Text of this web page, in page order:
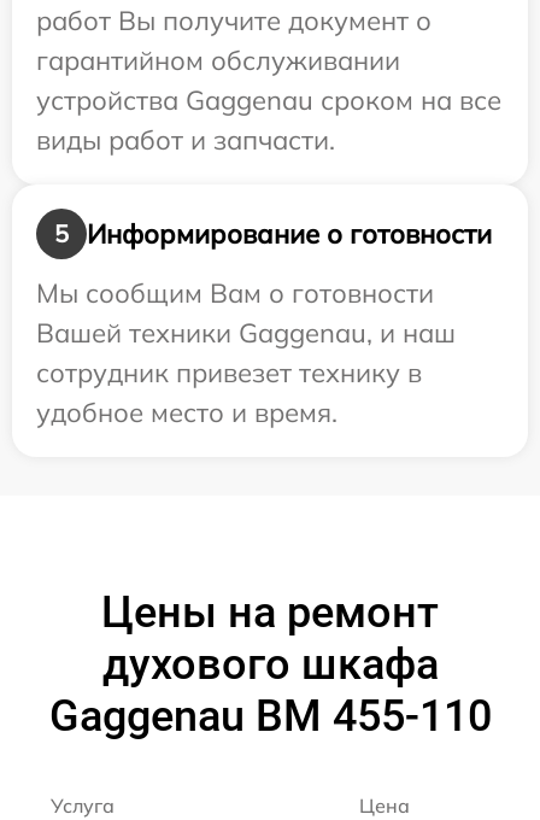
работ Вы получите документ о
гарантийном обслуживании
устройства Gaggenau сроком на все
виды работ и запчасти.
5
Информирование о готовности
Мы сообщим Вам о готовности
Вашей техники Gaggenau, и наш
сотрудник привезет технику в
удобное место и время.
Цены на ремонт
духового шкафа
Gaggenau BM 455-110
Услуга Цена